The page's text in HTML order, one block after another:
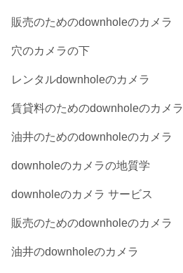
販売のためのdownholeのカメラ
穴のカメラの下
レンタルdownholeのカメラ
賃貸料のためのdownholeのカメラ
油井のためのdownholeのカメラ
downholeのカメラの地質学
downholeのカメラ サービス
販売のためのdownholeのカメラ
油井のdownholeのカメラ